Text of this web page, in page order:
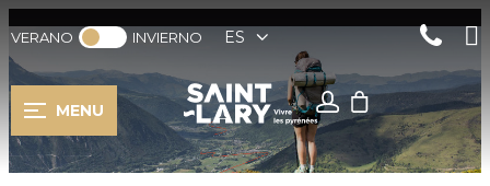
VERANO INVIERNO ES
MENU